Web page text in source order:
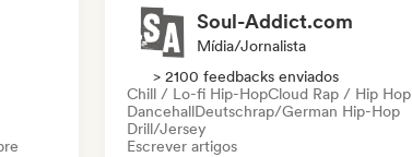
Soul-Addict.com
Mídia/Jornalista
> 2100 feedbacks enviados
Chill / Lo-fi Hip-HopCloud Rap / Hip Hop
DancehallDeutschrap/German Hip-Hop
Drill/Jersey
Escrever artigos